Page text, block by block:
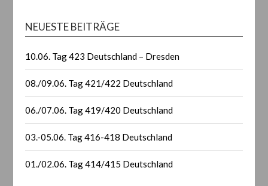
NEUESTE BEITRÄGE
10.06. Tag 423 Deutschland – Dresden
08./09.06. Tag 421/422 Deutschland
06./07.06. Tag 419/420 Deutschland
03.-05.06. Tag 416-418 Deutschland
01./02.06. Tag 414/415 Deutschland